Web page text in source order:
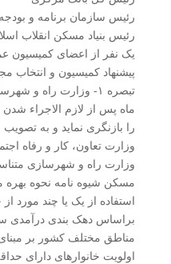
رئیس سازمان برنامه و
رئیس بنیاد مسکن انقلاب
یک نفر از اعضای کمیسیون
پیشنهاد کمیسیون و انتخاب
تبصره ۱- وزارت راه
ماه پس از لازم الاجراء
را بازنگری نماید و به
وزارت تعاون، کار و رفاه
وزارت راه و شهرسازی
مسکن شیوه نامه نحوه بهره
استفاده از یک یا چند مورد
براساس دهک بندی درآمدی
مناطق مختلف کشور بر مبنای
اولویت خانوارهای دارای